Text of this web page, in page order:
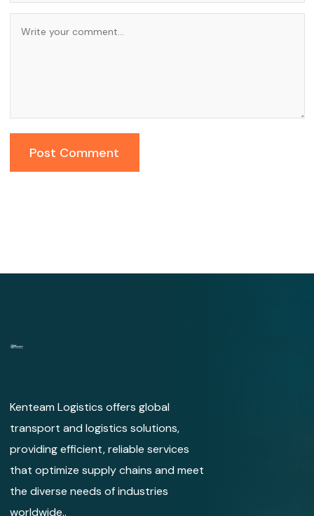
Kenteam Logistics offers global
transport and logistics solutions,
providing efficient, reliable services
that optimize supply chains and meet
the diverse needs of industries
worldwide..